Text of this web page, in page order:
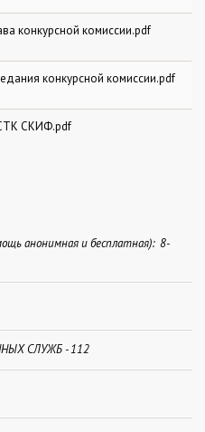
конкурсной комиссии.pdf
конкурсной комиссии.pdf
СКИФ.pdf
анонимная и бесплатная): 8-
СЛУЖБ - 112